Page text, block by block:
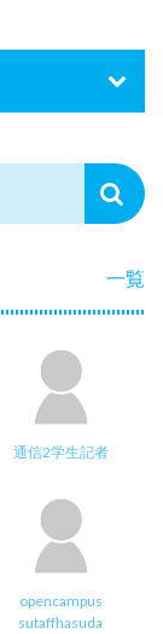
一覧
通信2学生記者
opencampus
sutaffhasuda